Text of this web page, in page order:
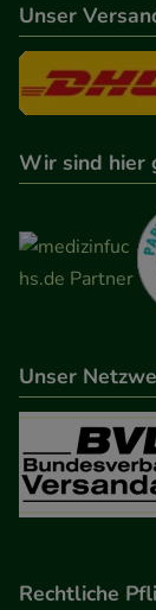
Unser
Wir sind hier
Unser
Rechtliche